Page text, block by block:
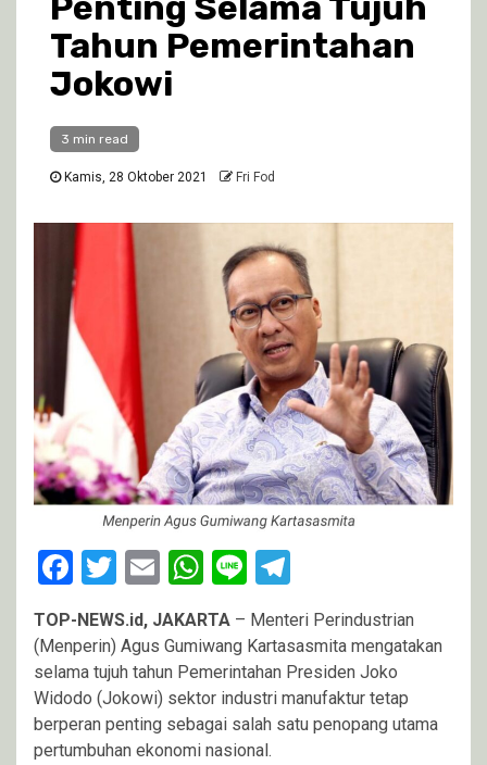
Tahun Pemerintahan
Jokowi
3 min read
Kamis, 28 Oktober 2021 Fri Fod
Facebook
Twitter
EmailWhatsApp
Line
TOP-NEWS.id, JAKARTA – Menteri Perindustrian
(Menperin) Agus Gumiwang Kartasasmita mengatakan
selama tujuh tahun Pemerintahan Presiden Joko
Widodo (Jokowi) sektor industri manufaktur tetap
berperan penting sebagai salah satu penopang utama
pertumbuhan ekonomi nasional.